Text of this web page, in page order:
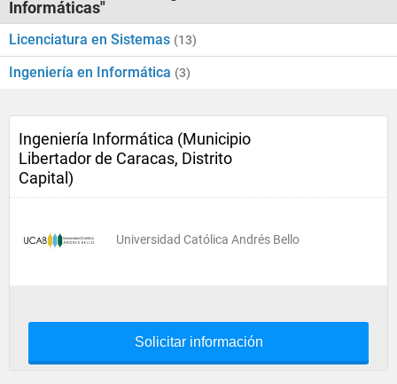
Informáticas"
Licenciatura en Sistemas (13)
Ingeniería en Informática (3)
Ingeniería Informática (Municipio
Libertador de Caracas, Distrito
Capital)
Universidad Católica Andrés Bello
Solicitar información